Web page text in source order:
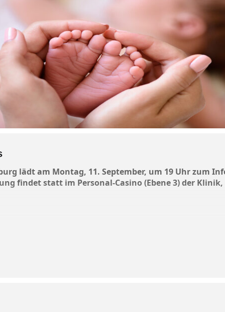
lädt am Montag, 11. September, um 19 Uhr zum
findet statt im Personal-Casino (Ebene 3) der Klinik,
Von der Geburtsplanung über den Weg in den
hilfreichen Tipps und Tricks für ein sicheres und
online.